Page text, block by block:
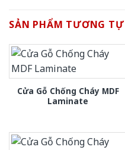
SẢN PHẨM TƯƠNG TỰ
Cửa Gỗ Chống Cháy MDF
Laminate